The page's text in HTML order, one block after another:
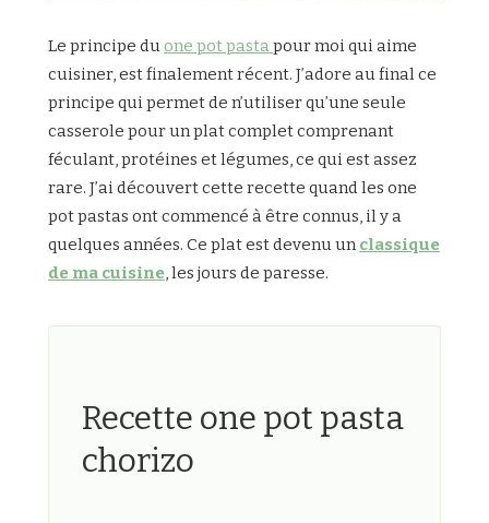
Le principe du one pot pasta pour moi qui aime
cuisiner, est finalement récent. J’adore au final ce
principe qui permet de n’utiliser qu’une seule
casserole pour un plat complet comprenant
féculant, protéines et légumes, ce qui est assez
rare. J’ai découvert cette recette quand les one
pot pastas ont commencé à être connus, il y a
quelques années. Ce plat est devenu unclassique
de ma cuisine, les jours de paresse.
Recette one pot pasta
chorizo